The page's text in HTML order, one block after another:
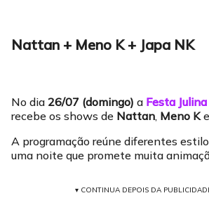
Nattan + Meno K + Japa NK
No dia 26/07 (domingo) a Festa
recebe os shows de Nattan, Meno Ke
A programação reúne diferentes
uma noite que promete muita
▾ CONTINUA DEPOIS DA